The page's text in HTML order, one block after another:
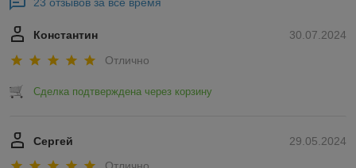
23 отзывов за всё время
30.07.2024
Константин
Отлично
Сделка подтверждена через корзину
29.05.2024
Сергей